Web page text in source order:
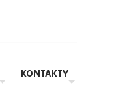
KONTAKTY